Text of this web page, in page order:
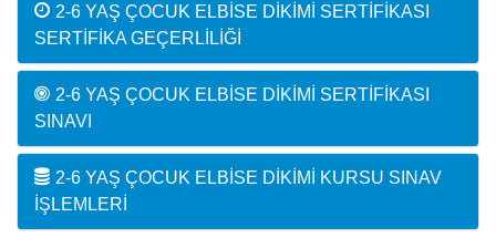
2-6 YAŞ ÇOCUK ELBISE DIKIMI SERTIFIKASI
SERTIFIKA GEÇERLILIĞI
2-6 YAŞ ÇOCUK ELBISE DIKIMI SERTIFIKASI
SINAVI
2-6 YAŞ ÇOCUK ELBISE DIKIMI KURSU SINAV
İŞLEMLERI